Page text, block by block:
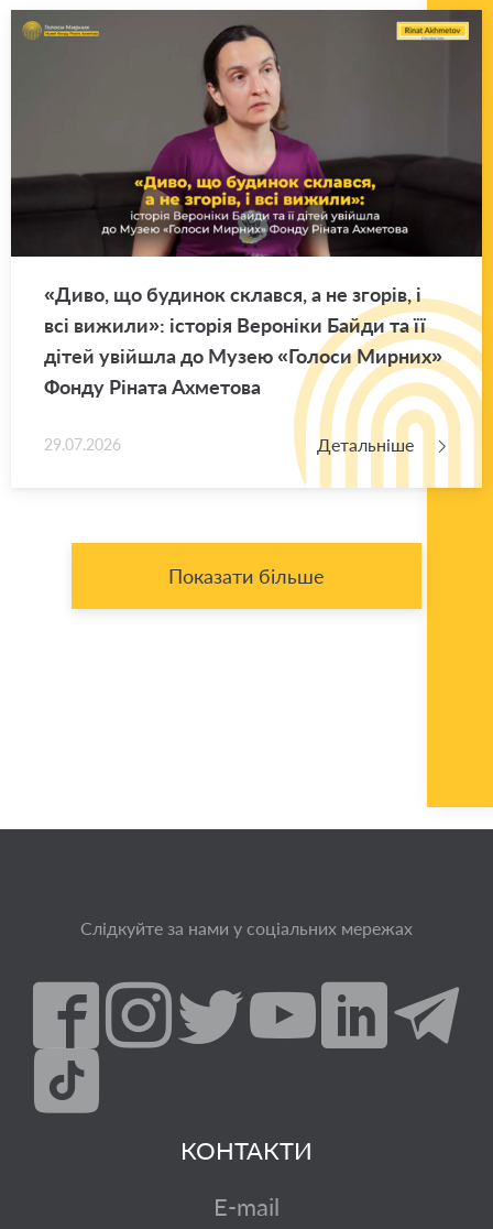
«Диво, що бу­ди­нок склав­ся, а не зго­рів, і
всі ви­жи­ли»: істо­рія Ве­ро­ні­ки Байди та її
дітей уві­йшла до Музею «Го­ло­си Мир­них»
Фонду Рі­на­та Ахме­то­ва
29.07.2026 Детальніше
Показати більше
Слідкуйте за нами у соціальних мережах
КОНТАКТИ
E-mail